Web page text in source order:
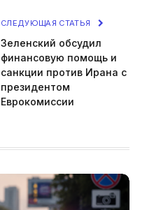
СЛЕДУЮЩАЯ СТАТЬЯ
Зеленский обсудил
финансовую помощь и
санкции против Ирана с
президентом
Еврокомиссии